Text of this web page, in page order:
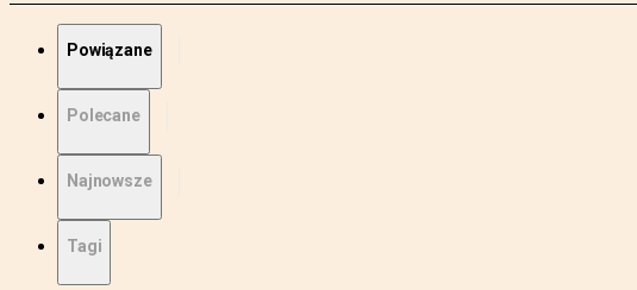
Powiązane
Polecane
Najnowsze
Tagi